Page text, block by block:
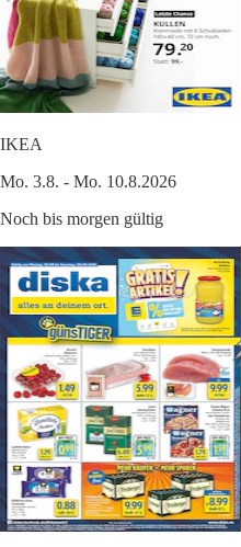
IKEA
Mo. 3.8. - Mo. 10.8.2026
Noch bis morgen gültig